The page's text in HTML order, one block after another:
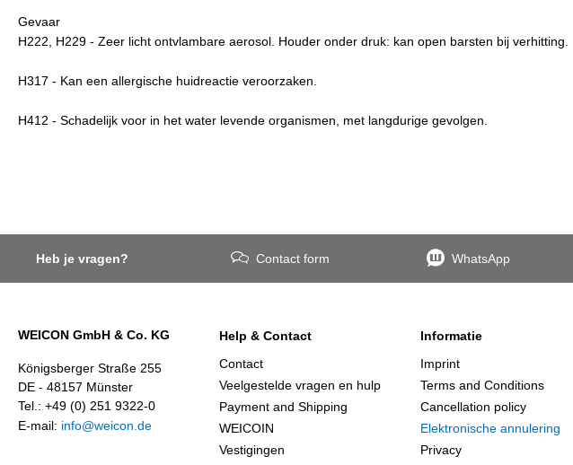
Gevaar
H222, H229 - Zeer licht ontvlambare aerosol. Houder onder druk: kan open barsten bij verhitting.
H317 - Kan een allergische huidreactie veroorzaken.
H412 - Schadelijk voor in het water levende organismen, met langdurige gevolgen.
Heb je vragen? Contact form WhatsApp
WEICON GmbH & Co. KG
Königsberger Straße 255
DE - 48157 Münster
Tel.: +49 (0) 251 9322-0
E-mail: info@weicon.de
Help & Contact
Contact
Veelgestelde vragen en hulp
Payment and Shipping
WEICOIN
Vestigingen
Informatie
Imprint
Terms and Conditions
Cancellation policy
Elektronische annulering
Privacy